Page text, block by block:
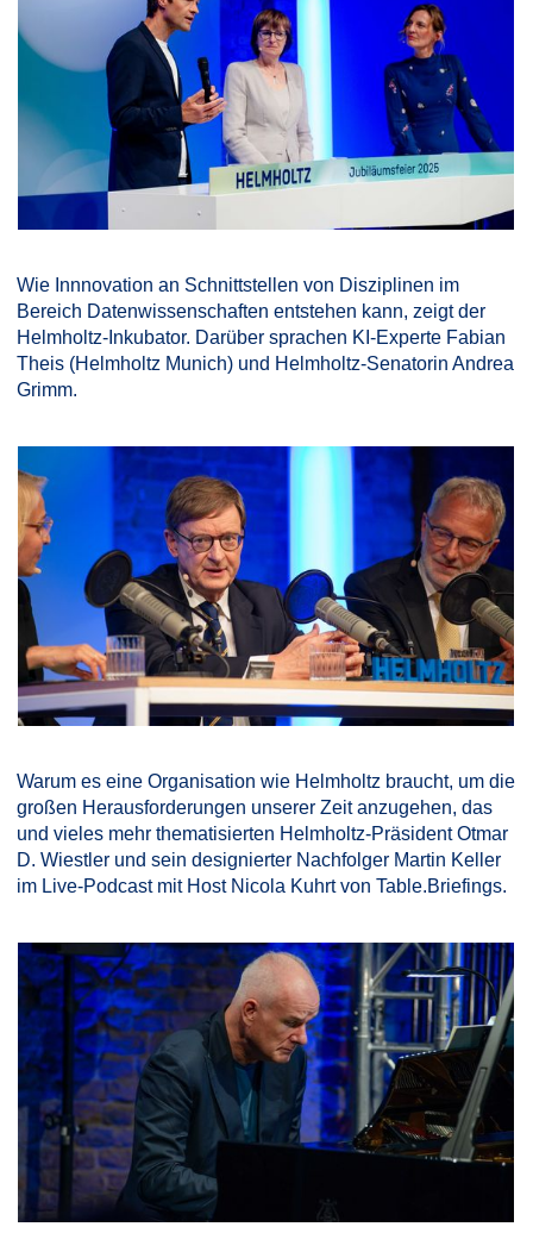
Wie Innnovation an Schnittstellen von Disziplinen im
Bereich Datenwissenschaften entstehen kann, zeigt der
Helmholtz-Inkubator. Darüber sprachen KI-Experte Fabian
Theis (Helmholtz Munich) und Helmholtz-Senatorin Andrea
Grimm.
Warum es eine Organisation wie Helmholtz braucht, um die
großen Herausforderungen unserer Zeit anzugehen, das
und vieles mehr thematisierten Helmholtz-Präsident Otmar
D. Wiestler und sein designierter Nachfolger Martin Keller
im Live-Podcast mit Host Nicola Kuhrt von Table.Briefings.